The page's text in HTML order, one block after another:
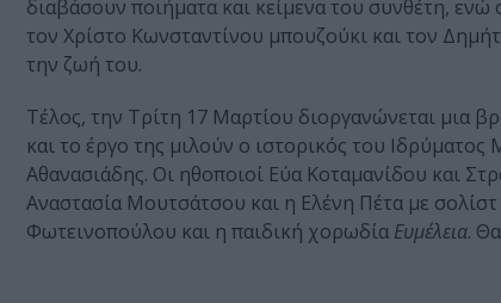
διαβάσουν ποιήματα και κείμενα του συνθέτη,
τον Χρίστο Κωνσταντίνου μπουζούκι και τον
την ζωή του.
Τέλος, την Τρίτη 17 Μαρτίου διοργανώνεται μια
και το έργο της μιλούν ο ιστορικός του
Αθανασιάδης. Οι ηθοποιοί Εύα Κοταμανίδου και
Αναστασία Μουτσάτσου και η Ελένη Πέτα με
Φωτεινοπούλου και η παιδική χορωδία Ευμέλεια.